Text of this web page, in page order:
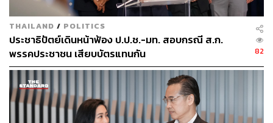
THAILAND / POLITICS
ประชาธิปัตย์เดินหน้าฟ้อง ป.ป.ช.-มท. สอบกรณี ส.ก.
พรรคประชาชน เสียบบัตรแทนกัน
82